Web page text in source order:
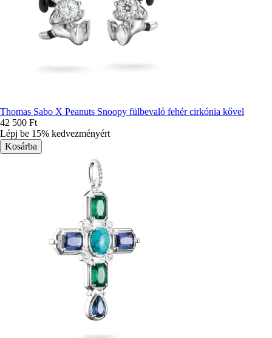
Thomas Sabo X Peanuts Snoopy fülbevaló fehér cirkónia kővel
42 500 Ft
Lépj be 15% kedvezményért